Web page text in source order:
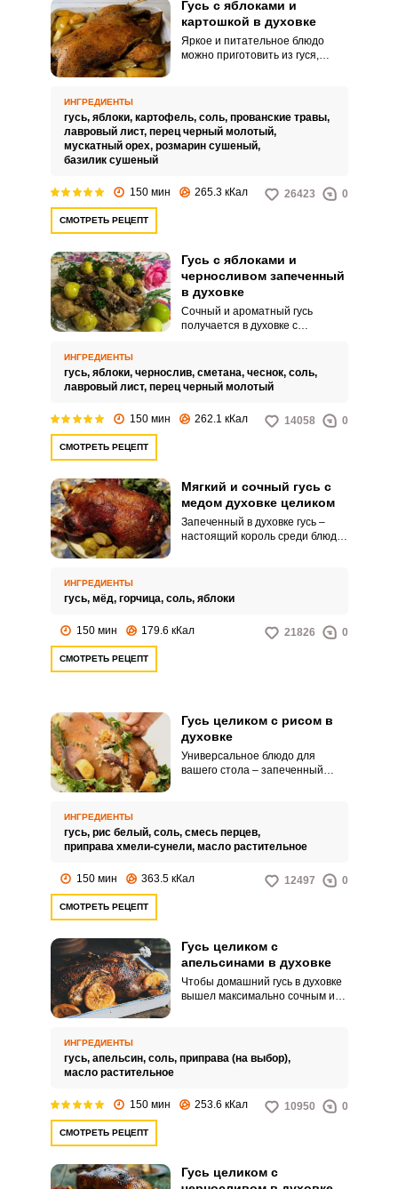
Гусь с яблоками и
картошкой в духовке
Яркое и питательное блюдо
можно приготовить из гуся,
золотистой корочкой.
ИНГРЕДИЕНТЫ
гусь, яблоки, картофель, соль, прованские травы,
лавровый лист, перец черный молотый,
мускатный орех, розмарин сушеный,
базилик сушеный
150 мин 265.3 кКал 26423 0
СМОТРЕТЬ РЕЦЕПТ
Гусь с яблоками и
черносливом запеченный
в духовке
Сочный и ароматный гусь
получается в духовке с
блюдо украсит ваш
праздничный стол и порадует
ИНГРЕДИЕНТЫ
гусь, яблоки, чернослив, сметана, чеснок, соль,
лавровый лист, перец черный молотый
150 мин 262.1 кКал 14058 0
СМОТРЕТЬ РЕЦЕПТ
Мягкий и сочный гусь с
медом духовке целиком
Запеченный в духовке гусь –
настоящий король среди блюд
аппетитном соусе из меда.
ИНГРЕДИЕНТЫ
гусь, мёд, горчица, соль, яблоки
150 мин 179.6 кКал 21826 0
СМОТРЕТЬ РЕЦЕПТ
Гусь целиком с рисом в
духовке
Универсальное блюдо для
вашего стола – запеченный
ИНГРЕДИЕНТЫ
гусь, рис белый, соль, смесь перцев,
приправа хмели-сунели, масло растительное
150 мин 363.5 кКал 12497 0
СМОТРЕТЬ РЕЦЕПТ
Гусь целиком с
апельсинами в духовке
Чтобы домашний гусь в духовке
вышел максимально сочным и
приятную кислинку и яркий
аромат.
ИНГРЕДИЕНТЫ
гусь, апельсин, соль, приправа (на выбор),
масло растительное
150 мин 253.6 кКал 10950 0
СМОТРЕТЬ РЕЦЕПТ
Гусь целиком с